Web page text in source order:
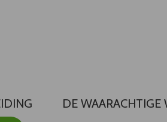
DE WAARACHTIGE